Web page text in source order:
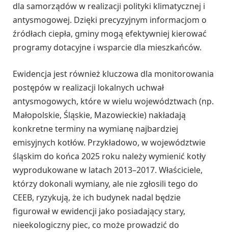
dla samorządów w realizacji polityki klimatycznej i
antysmogowej. Dzięki precyzyjnym informacjom o
źródłach ciepła, gminy mogą efektywniej kierować
programy dotacyjne i wsparcie dla mieszkańców.
Ewidencja jest również kluczowa dla monitorowania
postępów w realizacji lokalnych uchwał
antysmogowych, które w wielu województwach (np.
Małopolskie, Śląskie, Mazowieckie) nakładają
konkretne terminy na wymianę najbardziej
emisyjnych kotłów. Przykładowo, w województwie
śląskim do końca 2025 roku należy wymienić kotły
wyprodukowane w latach 2013–2017. Właściciele,
którzy dokonali wymiany, ale nie zgłosili tego do
CEEB, ryzykują, że ich budynek nadal będzie
figurował w ewidencji jako posiadający stary,
nieekologiczny piec, co może prowadzić do